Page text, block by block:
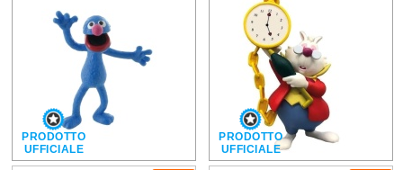
PRODOTTO
UFFICIALE
PRODOTTO
UFFICIALE